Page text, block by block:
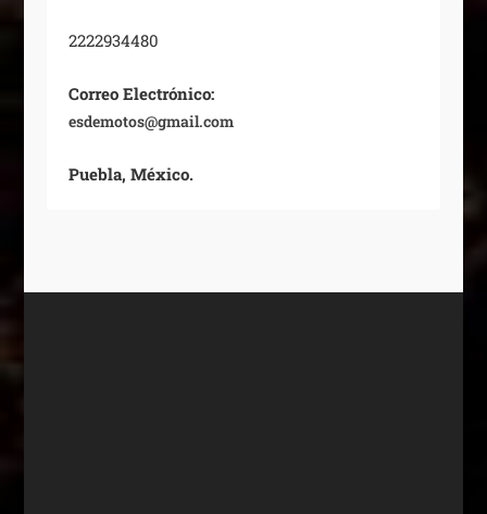
2222934480
Correo Electrónico:
esdemotos@gmail.com
Puebla, México.